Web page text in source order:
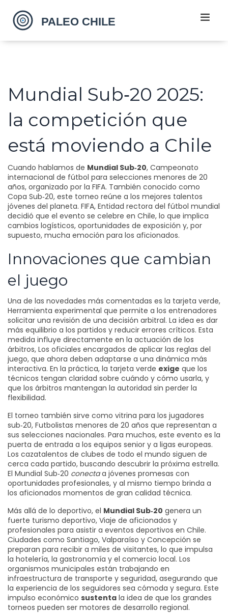
Mundial Sub‑20 2025:
la competición que
está moviendo a Chile
Cuando hablamos de Mundial Sub‑20, Campeonato
internacional de fútbol para selecciones menores de 20
años, organizado por la FIFA. También conocido como
Copa Sub‑20, este torneo reúne a los mejores talentos
jóvenes del planeta. FIFA, Entidad rectora del fútbol mundial
decidió que el evento se celebre en Chile, lo que implica
cambios logísticos, oportunidades de exposición y, por
supuesto, mucha emoción para los aficionados.
Innovaciones que cambian
el juego
Una de las novedades más comentadas es la tarjeta verde,
Herramienta experimental que permite a los entrenadores
solicitar una revisión de una decisión arbitral. La idea es dar
más equilibrio a los partidos y reducir errores críticos. Esta
medida influye directamente en la actuación de los
árbitros, Los oficiales encargados de aplicar las reglas del
juego, que ahora deben adaptarse a una dinámica más
interactiva. En la práctica, la tarjeta verde exige que los
técnicos tengan claridad sobre cuándo y cómo usarla, y
que los árbitros mantengan la autoridad sin perder la
flexibilidad.
El torneo también sirve como vitrina para los jugadores
sub‑20, Futbolistas menores de 20 años que representan a
sus selecciones nacionales. Para muchos, este evento es la
puerta de entrada a los equipos senior y a ligas europeas.
Los cazatalentos de clubes de todo el mundo siguen de
cerca cada partido, buscando descubrir la próxima estrella.
El Mundial Sub‑20 conectaa jóvenes promesas con
oportunidades profesionales, y al mismo tiempo brinda a
los aficionados momentos de gran calidad técnica.
Más allá de lo deportivo, el Mundial Sub‑20 genera un
fuerte turismo deportivo, Viaje de aficionados y
profesionales para asistir a eventos deportivos en Chile.
Ciudades como Santiago, Valparaíso y Concepción se
preparan para recibir a miles de visitantes, lo que impulsa
la hotelería, la gastronomía y el comercio local. Los
organismos municipales están trabajando en
infraestructura de transporte y seguridad, asegurando que
la experiencia de los seguidores sea cómoda y segura. Este
impulso económico sustenta la idea de que los grandes
torneos pueden ser motores de desarrollo regional.